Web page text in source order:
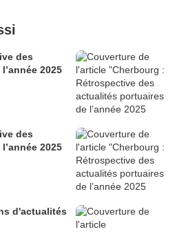
des
2025
des
2025
d'actualités